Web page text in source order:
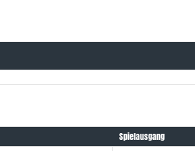
Spielausgang